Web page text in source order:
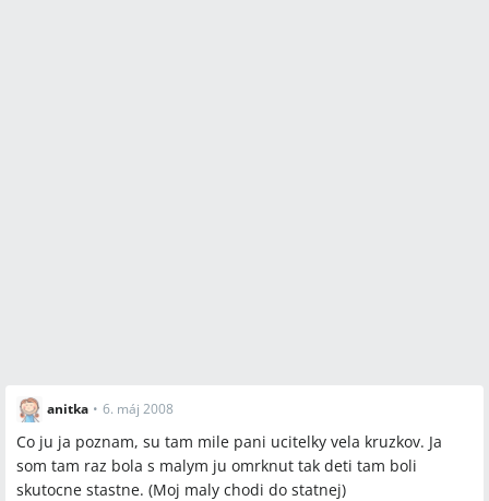
anitka • 6. máj 2008
Co ju ja poznam, su tam mile pani ucitelky vela kruzkov. Ja
som tam raz bola s malym ju omrknut tak deti tam boli
skutocne stastne. (Moj maly chodi do statnej)